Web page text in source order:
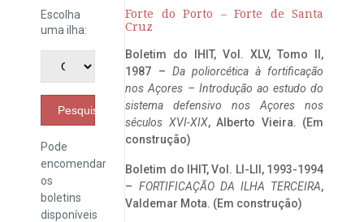
Escolha
uma ilha:
Pesquisar
Pode
encomendar
os
boletins
disponíveis
Forte do Porto – Forte de Santa
Cruz
Boletim do IHIT, Vol. XLV, Tomo II,
1987 – Da poliorcética à fortificação
nos Açores – Introdução ao estudo do
sistema defensivo nos Açores nos
séculos XVI-XIX, Alberto Vieira. (Em
construção)
Boletim do IHIT, Vol. LI-LII, 1993-1994
– FORTIFICAÇÃO DA ILHA TERCEIRA,
Valdemar Mota. (Em construção)